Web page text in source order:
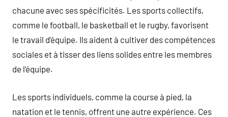
chacune avec ses spécificités. Les sports collectifs,
comme le football, le basketball et le rugby, favorisent
le travail d’équipe. Ils aident à cultiver des compétences
sociales et à tisser des liens solides entre les membres
de l’équipe.
Les sports individuels, comme la course à pied, la
natation et le tennis, offrent une autre expérience. Ces